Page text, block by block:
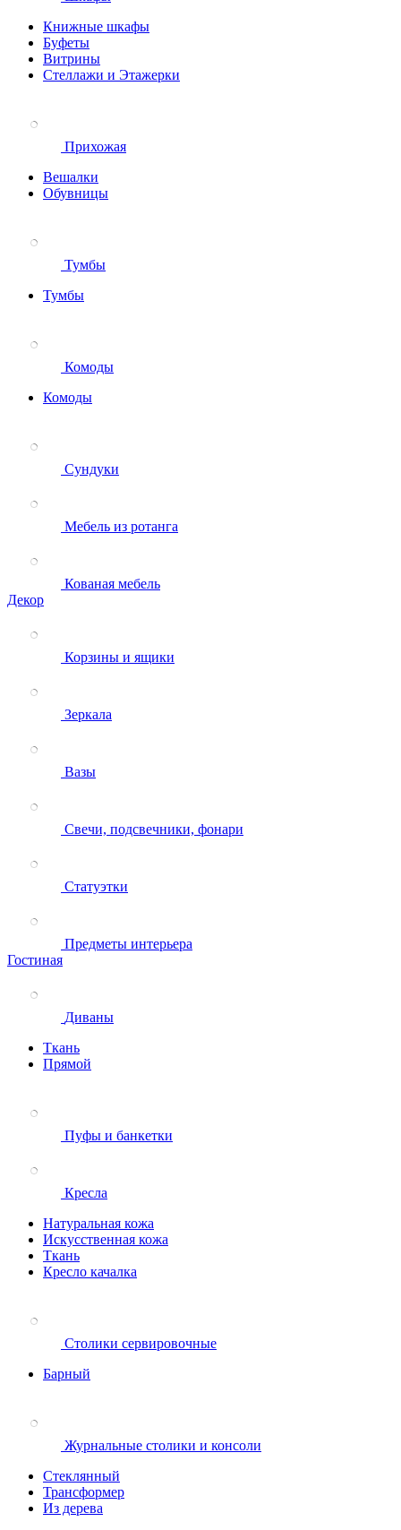
Книжные шкафы
Буфеты
Витрины
Стеллажи и Этажерки
Прихожая
Вешалки
Обувницы
Тумбы
Тумбы
Комоды
Комоды
Сундуки
Мебель из ротанга
Кованая мебель
Декор
Корзины и ящики
Зеркала
Вазы
Свечи, подсвечники, фонари
Статуэтки
Предметы интерьера
Гостиная
Диваны
Ткань
Прямой
Пуфы и банкетки
Кресла
Натуральная кожа
Искусственная кожа
Ткань
Кресло качалка
Столики сервировочные
Барный
Журнальные столики и консоли
Стеклянный
Трансформер
Из дерева